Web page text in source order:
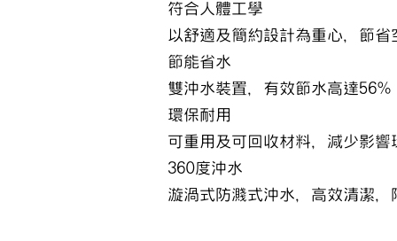
符合人體工學
以舒適及簡約設計為重心，節省
節能省水
雙沖水裝置，有效節水高達56%
環保耐用
可重用及可回收材料，減少影響
360度沖水
漩渦式防濺式沖水，高效清潔，